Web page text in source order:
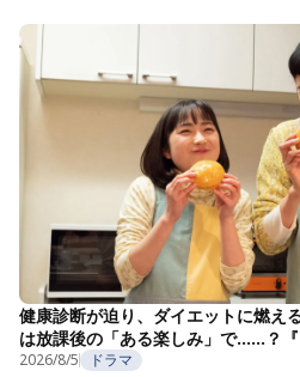
健康診断が迫り、ダイエットに燃え
は放課後の「ある楽しみ」で……？
2026/8/5 ドラマ